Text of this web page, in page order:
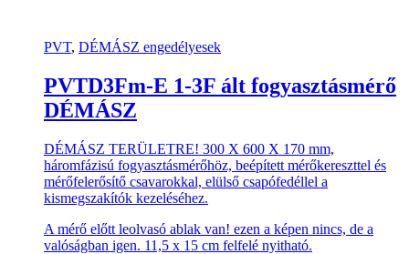
PVT, DÉMÁSZ engedélyesek
PVTD3Fm-E 1-3F ált fogyasztásmérő
DÉMÁSZ
DÉMÁSZ TERÜLETRE! 300 X 600 X 170 mm,
háromfázisú fogyasztásmérőhöz, beépített mérőkereszttel és
mérőfelerősítő csavarokkal, elülső csapófedéllel a
kismegszakítók kezeléséhez.
A mérő előtt leolvasó ablak van! ezen a képen nincs, de a
valóságban igen. 11,5 x 15 cm felfelé nyitható.